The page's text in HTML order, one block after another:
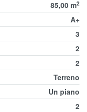
85,00 m2
A+
3
2
2
Terreno
Un piano
2